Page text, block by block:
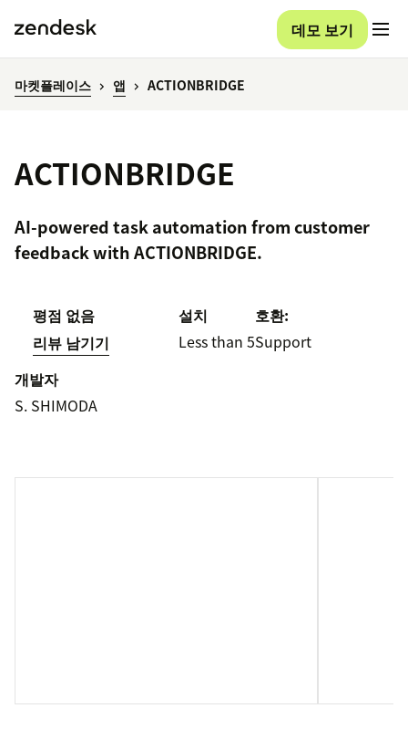
데모 보기
마켓플레이스 앱 ACTIONBRIDGE
ACTIONBRIDGE
AI-powered task automation from customer
feedback with ACTIONBRIDGE.
평점 없음
리뷰 남기기
설치
Less than 5
호환:
Support
개발자
S. SHIMODA